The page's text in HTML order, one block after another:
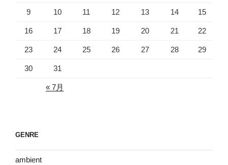
9 10 11 12 13 14 15
16 17 18 19 20 21 22
23 24 25 26 27 28 29
30 31
« 7月
GENRE
ambient